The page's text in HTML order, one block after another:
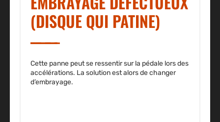
(DISQUE QUI PATINE)
Cette panne peut se ressentir sur la pédale lors des
accélérations. La solution est alors de changer
d’embrayage.